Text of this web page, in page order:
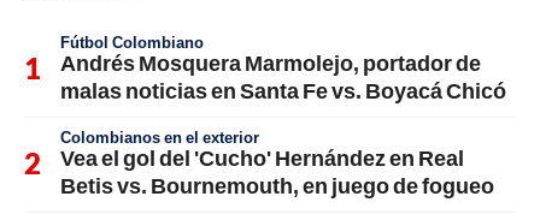
Fútbol Colombiano
Andrés Mosquera Marmolejo, portador de
malas noticias en Santa Fe vs. Boyacá Chicó
Colombianos en el exterior
Vea el gol del 'Cucho' Hernández en Real
Betis vs. Bournemouth, en juego de fogueo